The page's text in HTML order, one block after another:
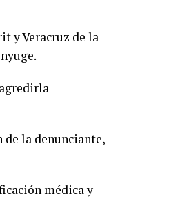
y Veracruz de la
la denunciante,
médica y